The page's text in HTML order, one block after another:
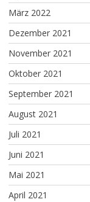
März 2022
Dezember 2021
November 2021
Oktober 2021
September 2021
August 2021
Juli 2021
Juni 2021
Mai 2021
April 2021